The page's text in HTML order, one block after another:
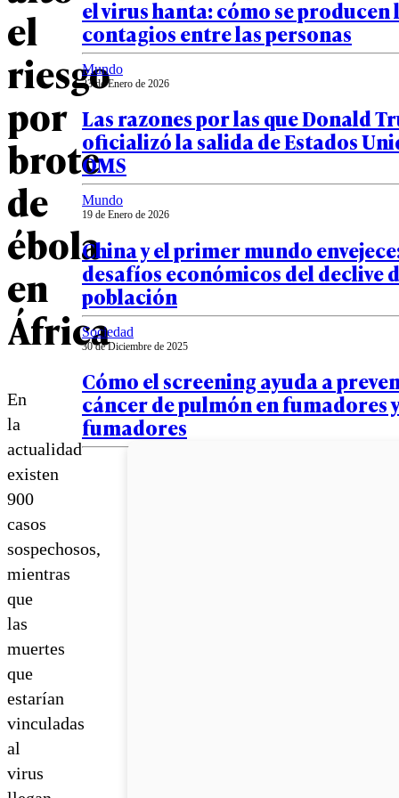
el
riesgo
por
brote
de
ébola
en
África
En
la
actualidad
existen
900
casos
sospechosos,
mientras
que
las
muertes
que
estarían
vinculadas
al
virus
el virus hanta: cómo se producen
contagios entre las personas
Mundo
23 de Enero de 2026
Las razones por las que Donald
oficializó la salida de Estados
OMS
Mundo
19 de Enero de 2026
China y el primer mundo
desafíos económicos del declive
población
Sociedad
30 de Diciembre de 2025
Cómo el screening ayuda a
cáncer de pulmón en fumadores
fumadores